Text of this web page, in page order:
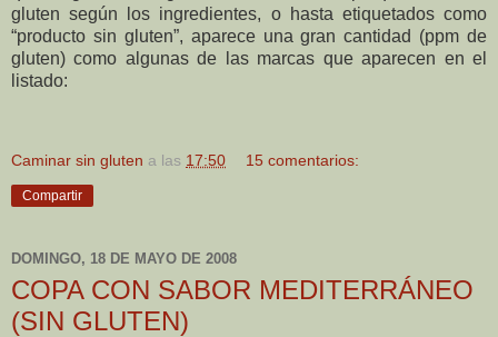
gluten según los ingredientes, o hasta etiquetados como
“producto sin gluten”, aparece una gran cantidad (ppm de
gluten) como algunas de las marcas que aparecen en el
listado:
Caminar sin gluten a las 17:50 15 comentarios:
Compartir
DOMINGO, 18 DE MAYO DE 2008
COPA CON SABOR MEDITERRÁNEO
(SIN GLUTEN)